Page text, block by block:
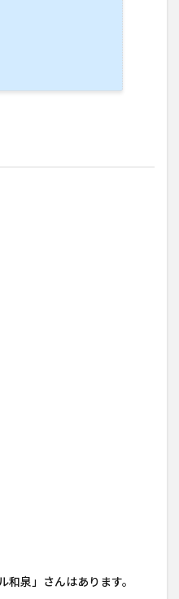
泉」さんはあります。